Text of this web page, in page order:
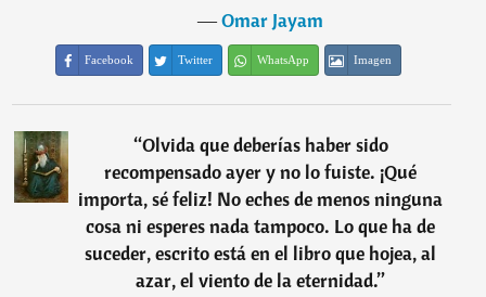
―Omar Jayam
Facebook Twitter WhatsApp Imagen
“Olvida que deberías haber sido
recompensado ayer y no lo fuiste. ¡Qué
importa, sé feliz! No eches de menos ninguna
cosa ni esperes nada tampoco. Lo que ha de
suceder, escrito está en el libro que hojea, al
azar, el viento de la eternidad.”